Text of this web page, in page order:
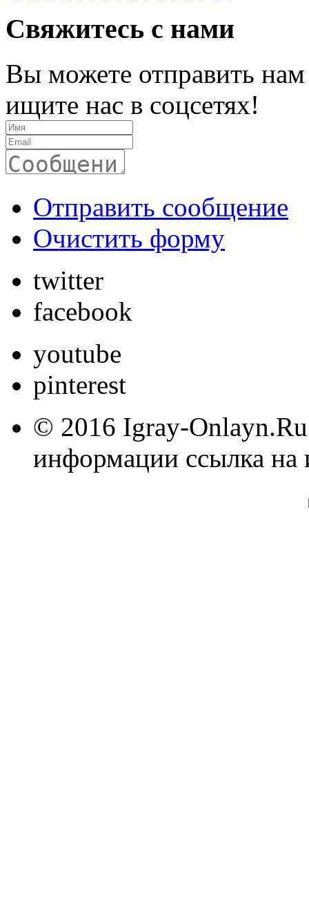
Свяжитесь с нами
Вы можете отправить
ищите нас в соцсетях!
Отправить сообщение
Очистить форму
twitter
facebook
youtube
pinterest
© 2016 Igray-
информации ссылка на